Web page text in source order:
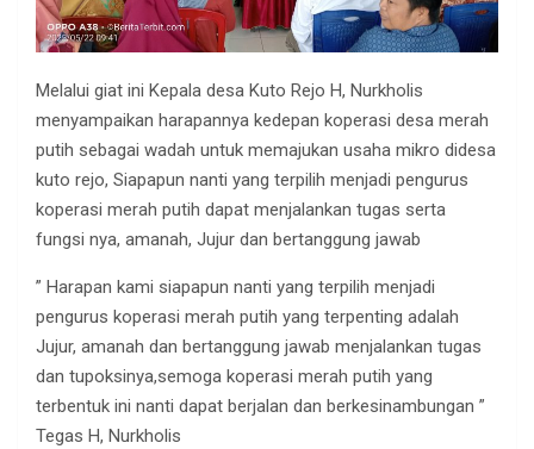
Melalui giat ini Kepala desa Kuto Rejo H, Nurkholis
menyampaikan harapannya kedepan koperasi desa merah
putih sebagai wadah untuk memajukan usaha mikro didesa
kuto rejo, Siapapun nanti yang terpilih menjadi pengurus
koperasi merah putih dapat menjalankan tugas serta
fungsi nya, amanah, Jujur dan bertanggung jawab
” Harapan kami siapapun nanti yang terpilih menjadi
pengurus koperasi merah putih yang terpenting adalah
Jujur, amanah dan bertanggung jawab menjalankan tugas
dan tupoksinya,semoga koperasi merah putih yang
terbentuk ini nanti dapat berjalan dan berkesinambungan ”
Tegas H, Nurkholis